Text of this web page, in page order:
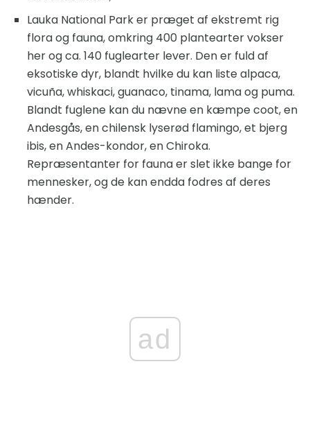
Lauka National Park er præget af ekstremt rig
flora og fauna, omkring 400 plantearter vokser
her og ca. 140 fuglearter lever. Den er fuld af
eksotiske dyr, blandt hvilke du kan liste alpaca,
vicuña, whiskaci, guanaco, tinama, lama og puma.
Blandt fuglene kan du nævne en kæmpe coot, en
Andesgås, en chilensk lyserød flamingo, et bjerg
ibis, en Andes-kondor, en Chiroka.
Repræsentanter for fauna er slet ikke bange for
mennesker, og de kan endda fodres af deres
hænder.
ad